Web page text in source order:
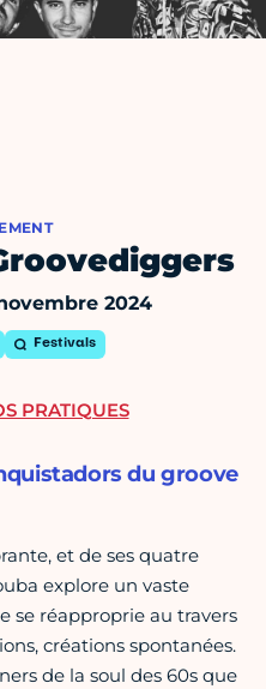
2024
Festivals
du groove
et de ses quatre
explore un vaste
se réapproprie au travers
créations spontanées.
de la soul des 60s que
PRATIQUES